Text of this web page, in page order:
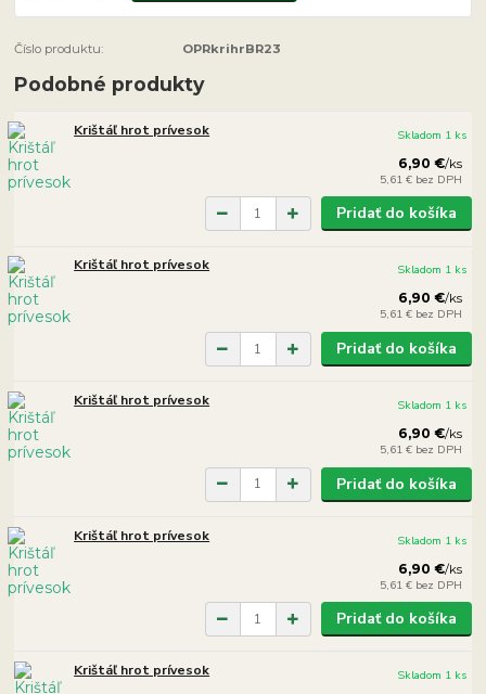
Číslo produktu: OPRkrihrBR23
Podobné produkty
Krištáľ hrot prívesok
6,90 €/ks
5,61 € bez DPH
Skladom 1 ks
Pridať do košíka
Krištáľ hrot prívesok
6,90 €/ks
5,61 € bez DPH
Skladom 1 ks
Pridať do košíka
Krištáľ hrot prívesok
6,90 €/ks
5,61 € bez DPH
Skladom 1 ks
Pridať do košíka
Krištáľ hrot prívesok
6,90 €/ks
5,61 € bez DPH
Skladom 1 ks
Pridať do košíka
Krištáľ hrot prívesok Skladom 1 ks